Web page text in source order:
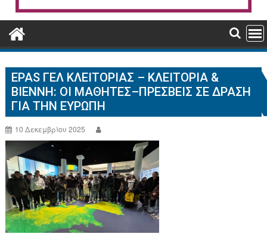
EPAS ΓΕΛ ΚΛΕΙΤΟΡΊΑΣ – ΚΛΕΙΤΟΡΊΑ &
ΒΙΈΝΝΗ: ΟΙ ΜΑΘΗΤΈΣ–ΠΡΈΣΒΕΙΣ ΣΕ ΔΡΆΣΗ
ΓΙΑ ΤΗΝ ΕΥΡΏΠΗ
10 Δεκεμβρίου 2025